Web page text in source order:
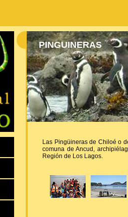
PINGUINERAS
Las Pingüineras de Chiloé o
comuna de Ancud,
Región de Los Lagos.